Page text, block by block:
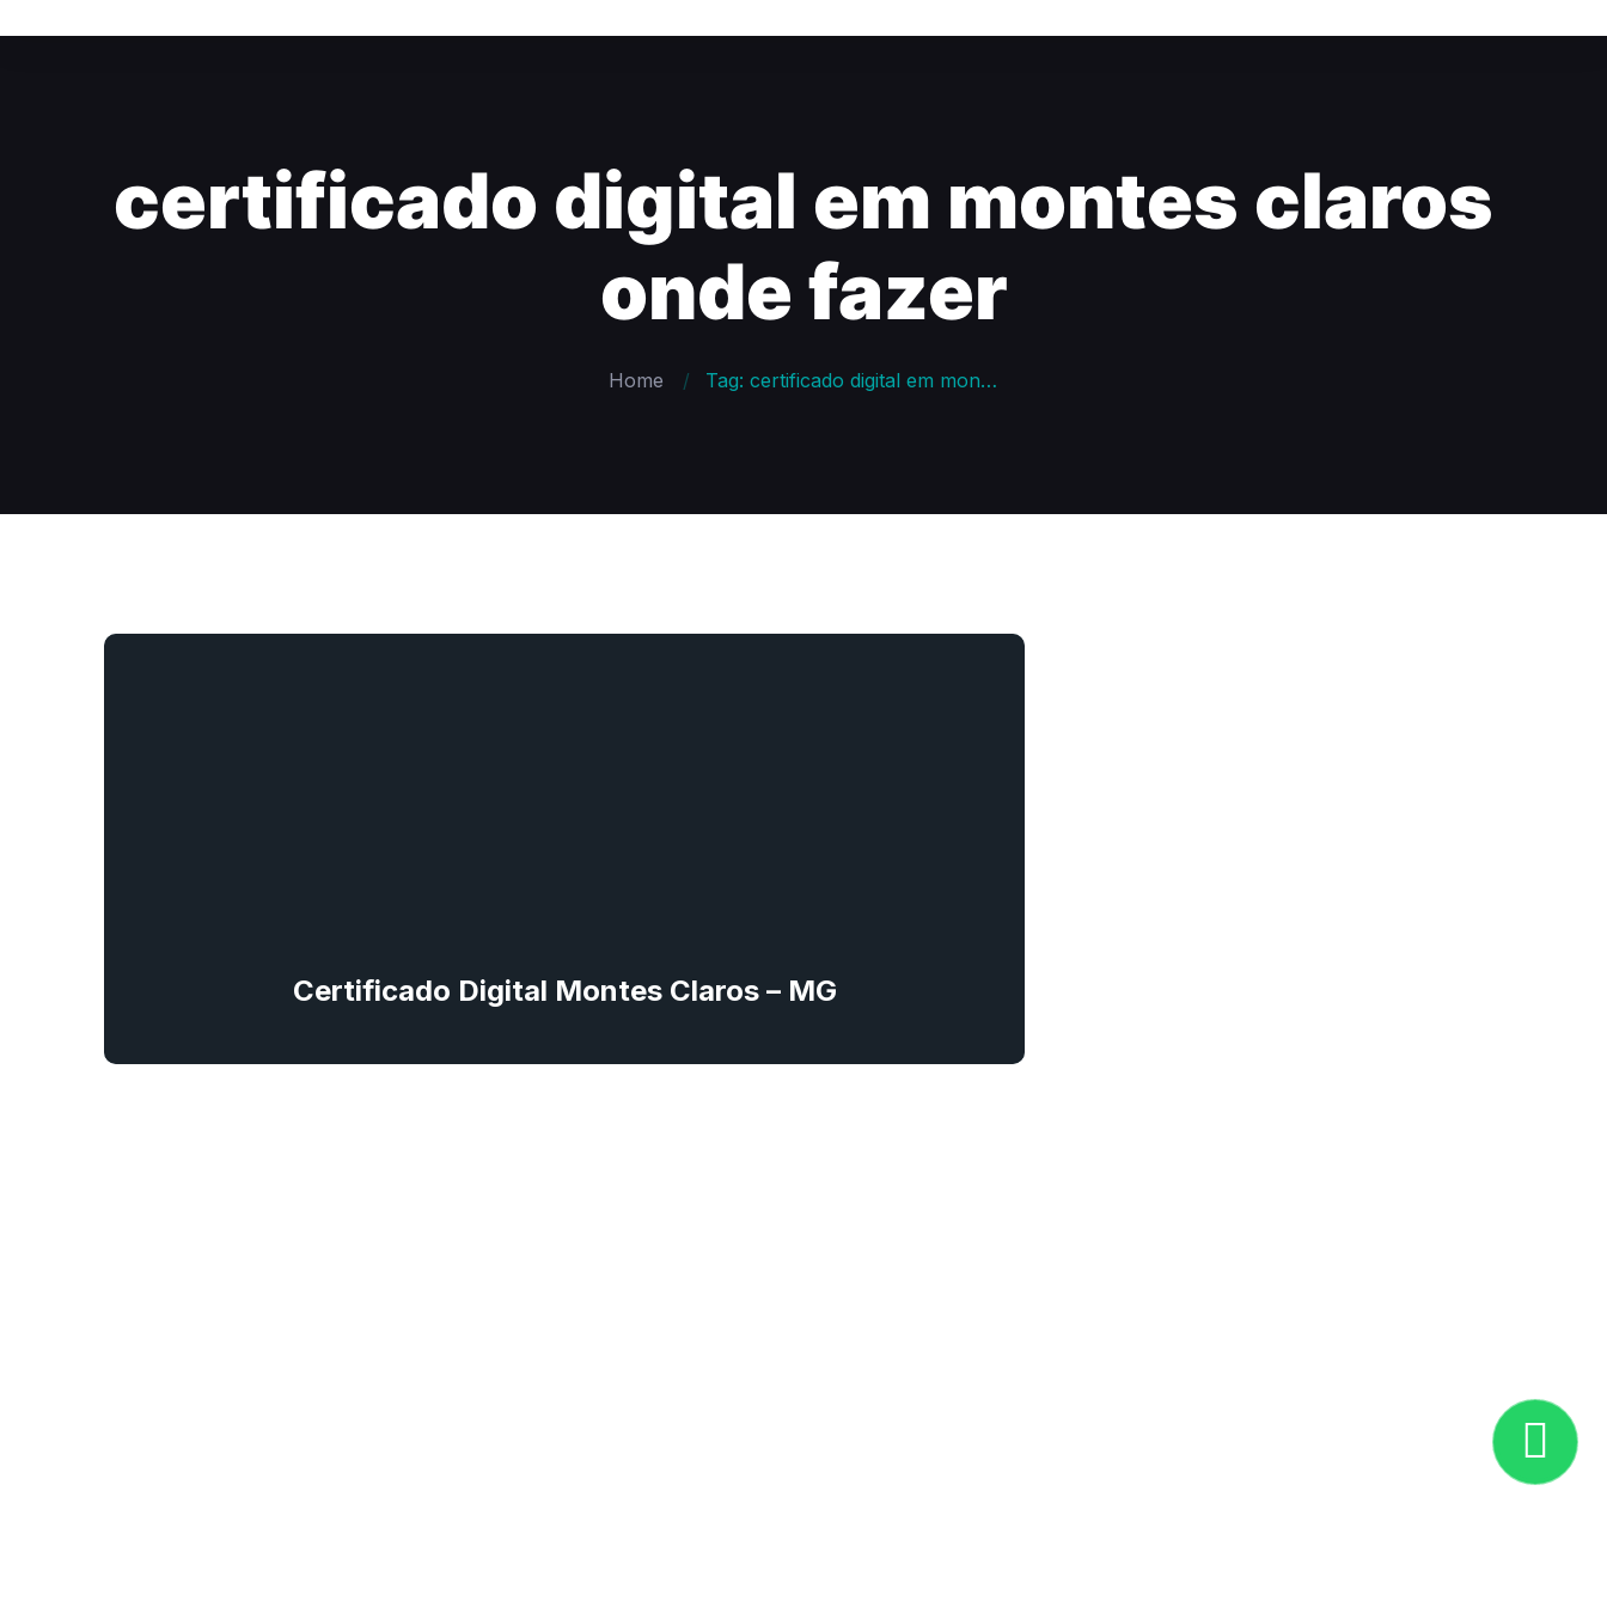
certificado digital em montes claros
onde fazer
Home Tag: certificado digital em montes claros onde fazer
Certificado Digital Montes Claros – MG